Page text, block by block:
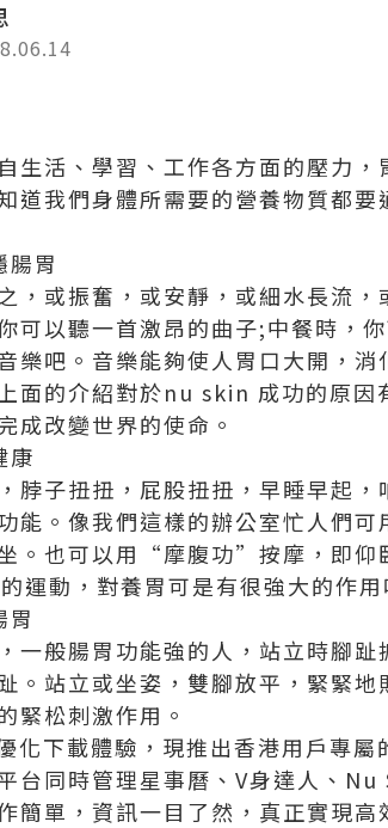
生活、學習、工作各方面的壓力
道我們身體所需要的營養物質都
腸胃
，或振奮，或安靜，或細水長流
可以聽一首激昂的曲子;中餐時，
樂吧。音樂能夠使人胃口大開，
面的介紹對於nu skin 成功的原因
成改變世界的使命。
康
脖子扭扭，屁股扭扭，早睡早起
能。像我們這樣的辦公室忙人們
。也可以用“摩腹功”按摩，即仰
運動，對養胃可是有很強大的作
胃
一般腸胃功能強的人，站立時腳
。站立或坐姿，雙腳放平，緊緊
緊松刺激作用。
化下載體驗，現推出香港用戶專
台同時管理星事曆、V身達人、
簡單，資訊一目了然，真正實現高